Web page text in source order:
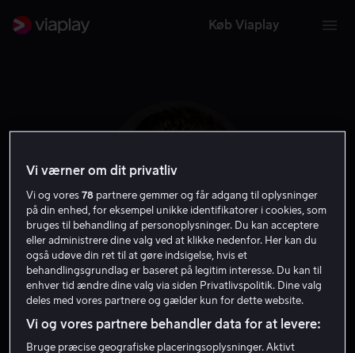
Køb Viaplay
Fabrizio Zacharee
Guido
Vi værner om dit privatliv
Vi og vores78 partnere gemmer og får adgang til oplysninger
på din enhed, for eksempel unikke identifikatorer i cookies, som
bruges til behandling af personoplysninger. Du kan acceptere
eller administrere dine valg ved at klikke nedenfor. Her kan du
også udøve din ret til at gøre indsigelse, hvis et
behandlingsgrundlag er baseret på legitim interesse. Du kan til
enhver tid ændre dine valg via siden Privatlivspolitik. Dine valg
deles med vores partnere og gælder kun for dette website.
Vi og vores partnere behandler data for at levere:
Bruge præcise geografiske placeringsoplysninger. Aktivt